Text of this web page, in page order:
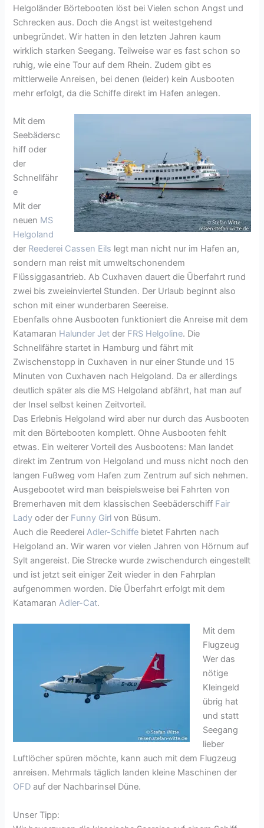
Helgoländer Börtebooten löst bei Vielen schon Angst und
Schrecken aus. Doch die Angst ist weitestgehend
unbegründet. Wir hatten in den letzten Jahren kaum
wirklich starken Seegang. Teilweise war es fast schon so
ruhig, wie eine Tour auf dem Rhein. Zudem gibt es
mittlerweile Anreisen, bei denen (leider) kein Ausbooten
mehr erfolgt, da die Schiffe direkt im Hafen anlegen.
Mit dem
Seebädersc
hiff oder
der
Schnellfähr
e
Mit der
neuen MS
Helgoland
der Reederei Cassen Eils legt man nicht nur im Hafen an,
sondern man reist mit umweltschonendem
Flüssiggasantrieb. Ab Cuxhaven dauert die Überfahrt rund
zwei bis zweieinviertel Stunden. Der Urlaub beginnt also
schon mit einer wunderbaren Seereise.
Ebenfalls ohne Ausbooten funktioniert die Anreise mit dem
Katamaran Halunder Jet der FRS Helgoline. Die
Schnellfähre startet in Hamburg und fährt mit
Zwischenstopp in Cuxhaven in nur einer Stunde und 15
Minuten von Cuxhaven nach Helgoland. Da er allerdings
deutlich später als die MS Helgoland abfährt, hat man auf
der Insel selbst keinen Zeitvorteil.
Das Erlebnis Helgoland wird aber nur durch das Ausbooten
mit den Börtebooten komplett. Ohne Ausbooten fehlt
etwas. Ein weiterer Vorteil des Ausbootens: Man landet
direkt im Zentrum von Helgoland und muss nicht noch den
langen Fußweg vom Hafen zum Zentrum auf sich nehmen.
Ausgebootet wird man beispielsweise bei Fahrten von
Bremerhaven mit dem klassischen Seebäderschiff Fair
Lady oder der Funny Girl von Büsum.
Auch die ReedereiAdler-Schiffe bietet Fahrten nach
Helgoland an. Wir waren vor vielen Jahren von Hörnum auf
Sylt angereist. Die Strecke wurde zwischendurch eingestellt
und ist jetzt seit einiger Zeit wieder in den Fahrplan
aufgenommen worden. Die Überfahrt erfolgt mit dem
KatamaranAdler-Cat.
Mit dem
Flugzeug
Wer das
nötige
Kleingeld
übrig hat
und statt
Seegang
lieber
Luftlöcher spüren möchte, kann auch mit dem Flugzeug
anreisen. Mehrmals täglich landen kleine Maschinen der
OFD auf der Nachbarinsel Düne.
Unser Tipp: